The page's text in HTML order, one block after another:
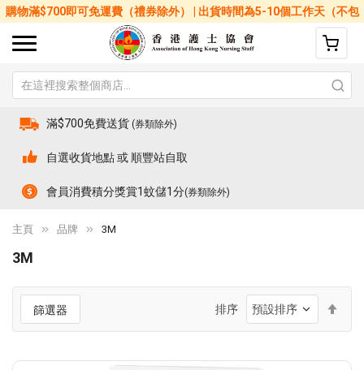
購物滿$700即可免運費（禮券除外） | 出貨時間為5-10個工作天（不包
括星期六、日及公眾假期）
滿$700免費送貨 (券類除外)
自選收貨地點 或 順豐站自取
會員消費積分獎賞1蚊儲1分(券類除外)
主頁 品牌 3M
3M
篩選器 排序
降